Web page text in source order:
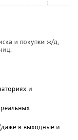
и покупки ж/д,
и
в выходные и